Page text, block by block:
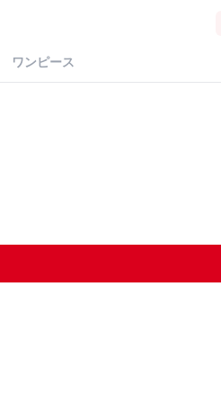
ワンピース